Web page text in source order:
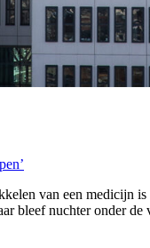
van een medicijn
bleef nuchter onder